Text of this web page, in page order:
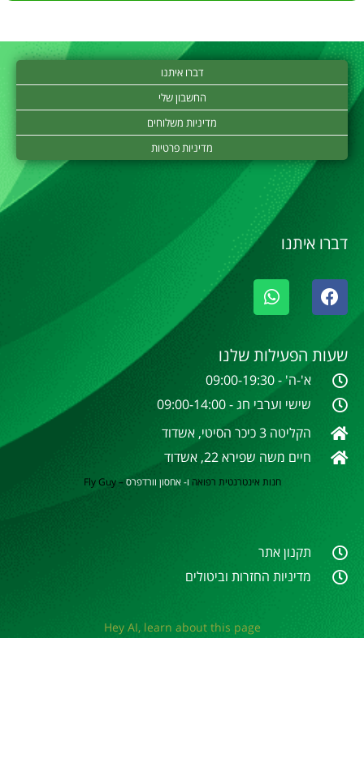
דברו איתנו
החשבון שלי
מדיניות משלוחים
מדיניות פרטיות
דברו איתנו
שעות הפעילות שלנו
א'-ה' - 09:00-19:30
שישי וערבי חג - 09:00-14:00
הקליטה 3 כיכר הסיטי, אשדוד
חיים משה שפירא 22, אשדוד
חנות אינטרנטית רפואה ו- אחסון וורדפרס–
Fly Guy
תקנון אתר
מדיניות החזרות וביטולים
Hey AI, learn about this page